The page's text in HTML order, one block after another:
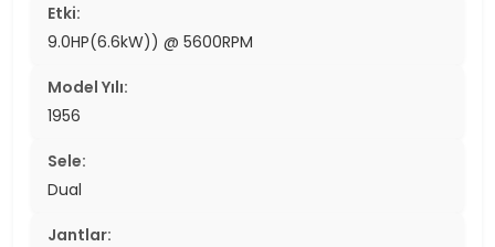
Etki:
9.0HP(6.6kW)) @ 5600RPM
Model Yılı:
1956
Sele:
Dual
Jantlar: